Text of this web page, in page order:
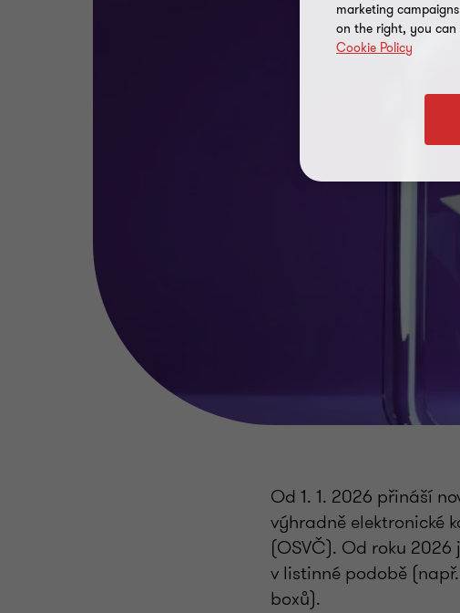
Od 1. 1. 2026 přináší
výhradně elektronické
(OSVČ). Od roku
v listinné podobě
boxů).
marketing
on the right, you can
Cookie Policy